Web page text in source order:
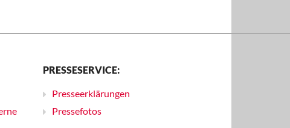
PRESSESERVICE:
Presseerklärungen
Pressefotos